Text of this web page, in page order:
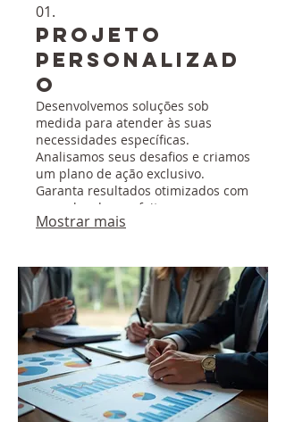
01.
Projeto
Personalizad
o
Desenvolvemos soluções sob
medida para atender às suas
necessidades específicas.
Analisamos seus desafios e criamos
um plano de ação exclusivo.
Garanta resultados otimizados com
uma abordagem feita
especialmente para você.
Mostrar mais